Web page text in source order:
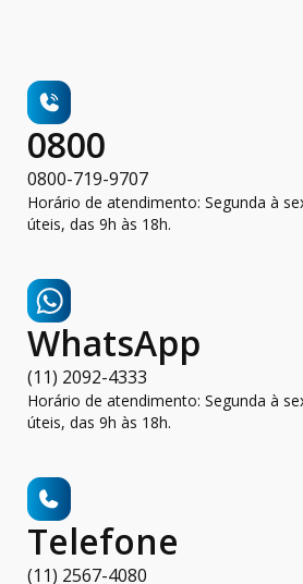
0800
0800-719-9707
Horário de atendimento: Segunda à
úteis, das 9h às 18h.
WhatsApp
(11) 2092-4333
Horário de atendimento: Segunda à
úteis, das 9h às 18h.
Telefone
(11) 2567-4080